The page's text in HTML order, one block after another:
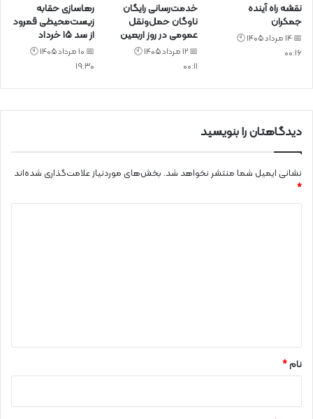
نقشه راه آینده
جمکران
📅 14 مرداد 1405 🕙
00:16
خدمت‌رسانی رایگان
ناوگان حمل‌ونقل
عمومی در روز اربعین
📅 12 مرداد 1405 🕙
00:11
رهاسازی حقابه
زیست‌محیطی قمرود
از سد ۱۵ خرداد
📅 10 مرداد 1405 🕙
19:30
دیدگاهتان را بنویسید
نشانی ایمیل شما منتشر نخواهد شد. بخش‌های موردنیاز علامت‌گذاری شده‌اند
*
نام*